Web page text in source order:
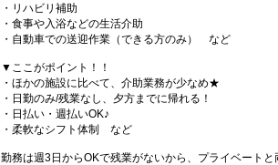
・リハビリ補助
・食事や入浴などの生活介助
・自動車での送迎作業（できる方のみ） など
▼ここがポイント！！
・ほかの施設に比べて、介助業務が少なめ★
・日勤のみ/残業なし、夕方までに帰れる！
・日払い・週払いOK♪
・柔軟なシフト体制 など
勤務は週3日からOKで残業がないから、プライベートと